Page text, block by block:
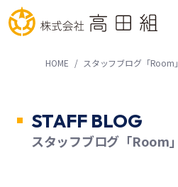
HOME スタッフブログ「Room」
STAFF BLOG
スタッフブログ「Room」